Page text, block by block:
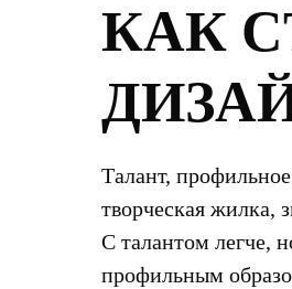
КАК
Талант,
творческая жилка,
С талантом легче,
профильным